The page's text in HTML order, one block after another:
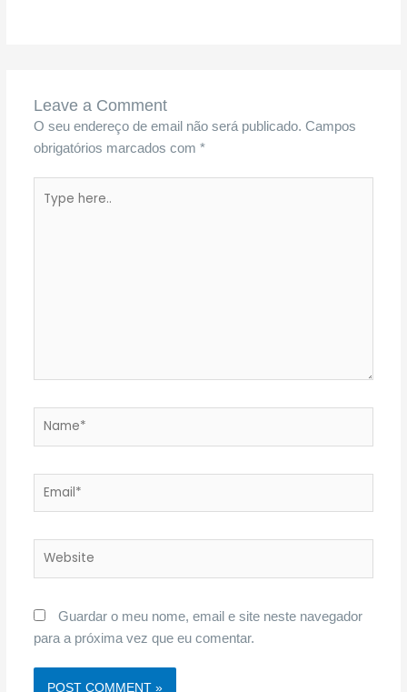
Leave a Comment
O seu endereço de email não será publicado. Campos
obrigatórios marcados com *
here..
Email*
Website
Guardar o meu nome, email e site neste navegador
para a próxima vez que eu comentar.